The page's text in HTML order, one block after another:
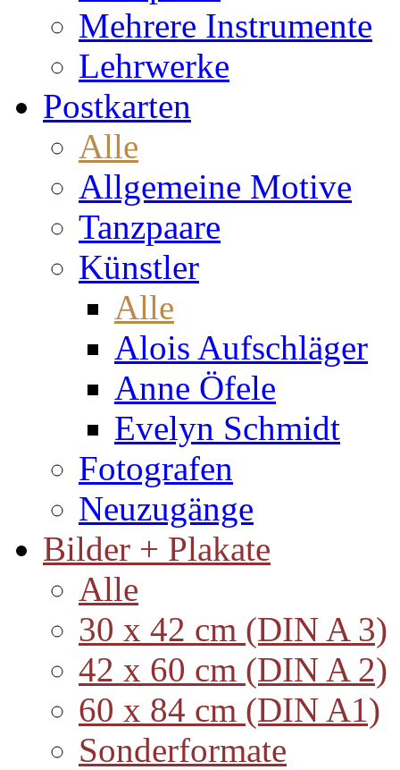
Mehrere Instrumente
Lehrwerke
Postkarten
Alle
Allgemeine Motive
Tanzpaare
Künstler
Alle
Alois Aufschläger
Anne Öfele
Evelyn Schmidt
Fotografen
Neuzugänge
Bilder + Plakate
Alle
30 x 42 cm (DIN A 3)
42 x 60 cm (DIN A 2)
60 x 84 cm (DIN A1)
Sonderformate